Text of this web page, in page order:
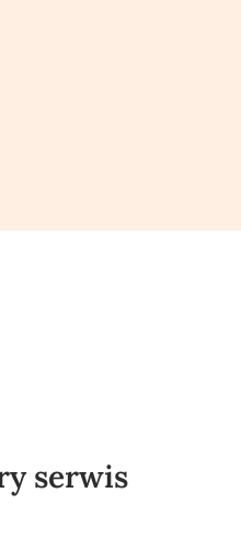
serwis